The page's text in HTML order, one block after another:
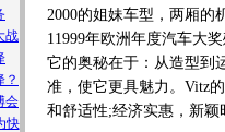
战
？
会
快
2000的姐妹车型，两厢的
11999年欧洲年度汽车大
它的奥秘在于：从造型到
准，使它更具魅力。Vitz
和舒适性;经济实惠，新